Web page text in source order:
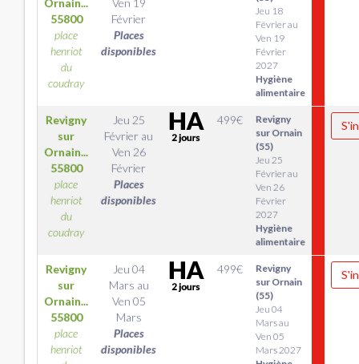
Ornain...
55800
place
henriot
du
coudray
Ven 19
Février
Places
disponibles
Jeu 18
Février au
Ven 19
Février
2027
Hygiène
alimentaire
Revigny
sur
Ornain...
55800
place
henriot
du
coudray
Jeu 25
Février au
Ven 26
Février
Places
disponibles
499€
Revigny
sur Ornain
(55)
Jeu 25
Février au
Ven 26
Février
2027
Hygiène
alimentaire
Revigny
sur
Ornain...
55800
place
henriot
Jeu 04
Mars au
Ven 05
Mars
Places
disponibles
499€
Revigny
sur Ornain
(55)
Jeu 04
Mars au
Ven 05
Mars 2027